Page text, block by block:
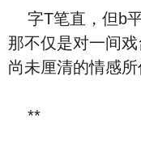
字T笔直，但b平
那不仅是对一间
尚未厘清的情感所
**